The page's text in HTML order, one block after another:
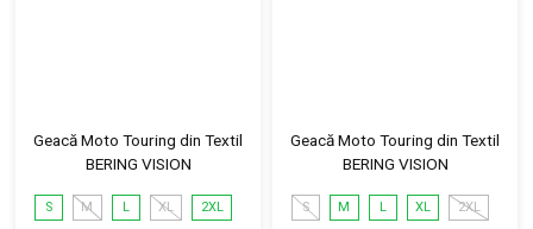
Geacă Moto Touring din Textil
BERING VISION
S M L XL 2XL
Geacă Moto Touring din Textil
BERING VISION
S M L XL 2XL